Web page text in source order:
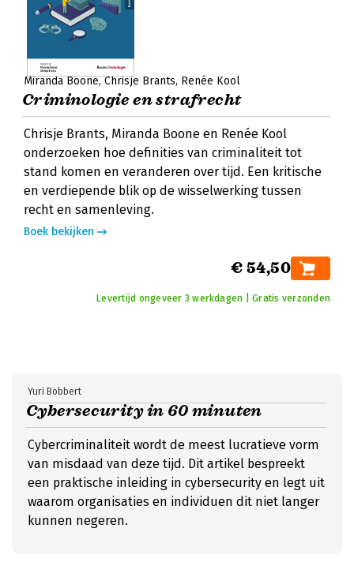
Miranda Boone Chrisje Brants Renée Kool
Criminologie en strafrecht
Chrisje Brants, Miranda Boone en Renée Kool
onderzoeken hoe definities van criminaliteit tot
stand komen en veranderen over tijd. Een kritische
en verdiepende blik op de wisselwerking tussen
recht en samenleving.
Boek bekijken
€ 54,50
Levertijd ongeveer 3 werkdagen | Gratis verzonden
Cybersecurity in 60 minuten
Yuri Bobbert
Cybercriminaliteit wordt de meest lucratieve vorm
van misdaad van deze tijd. Dit artikel bespreekt
een praktische inleiding in cybersecurity en legt uit
waarom organisaties en individuen dit niet langer
kunnen negeren.